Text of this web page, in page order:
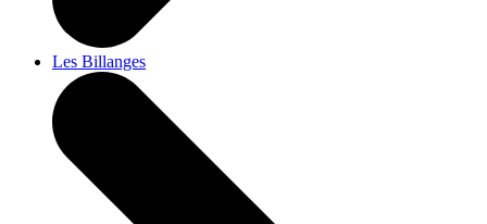
Les Billanges